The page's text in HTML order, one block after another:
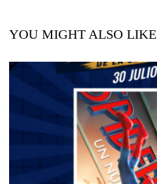
YOU MIGHT ALSO LIKE